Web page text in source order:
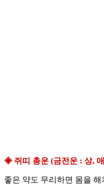
◈ 쥐띠 총운 (금전운 : 상,
좋은 약도 무리하면 몸을